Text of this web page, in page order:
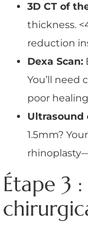
3D CT of
thickness.
reduction
Dexa Scan:
You’ll need
poor
Ultrasound
1.5mm?
Étape 3